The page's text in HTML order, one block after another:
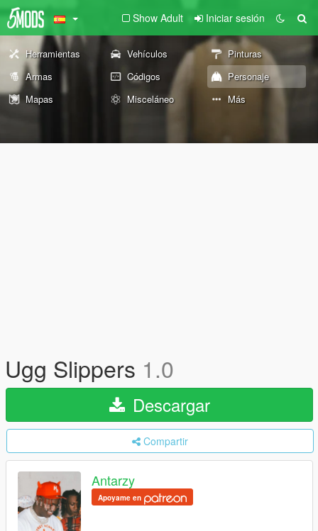
Show Adult Iniciar sesión
Herramientas Vehículos
Pinturas
Armas
Códigos
Personaje
Mapas
Misceláneo Más
Ugg Slippers 1.0
Descargar
Compartir
Antarzy
Apoyame en